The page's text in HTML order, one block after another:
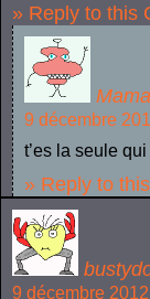
» Reply to this
Mama
9 décembre
t’es la seule
» Reply to
9 décembre